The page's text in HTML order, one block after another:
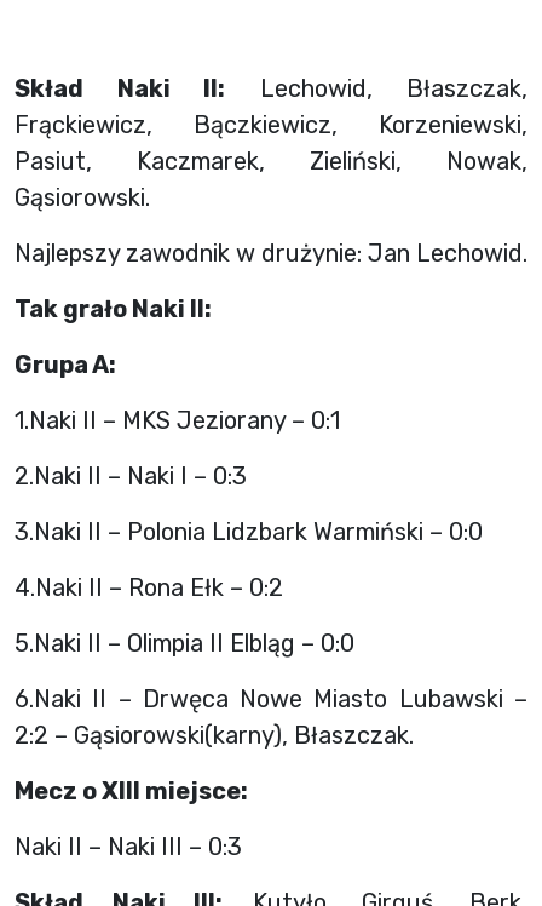
Skład Naki II: Lechowid, Błaszczak,
Frąckiewicz, Bączkiewicz, Korzeniewski,
Pasiut, Kaczmarek, Zieliński, Nowak,
Gąsiorowski.
Najlepszy zawodnik w drużynie: Jan Lechowid.
Tak grało Naki II:
Grupa A:
1.Naki II – MKS Jeziorany – 0:1
2.Naki II – Naki I – 0:3
3.Naki II – Polonia Lidzbark Warmiński – 0:0
4.Naki II – Rona Ełk – 0:2
5.Naki II – Olimpia II Elbląg – 0:0
6.Naki II – Drwęca Nowe Miasto Lubawski –
2:2 – Gąsiorowski(karny), Błaszczak.
Mecz o XIII miejsce:
Naki II – Naki III – 0:3